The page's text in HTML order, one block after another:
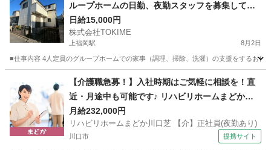
ループホームの日勤、夜勤スタッフを募集してい
ます
日給15,000円
株式会社TOKIME
上福岡駅 8月2日
■仕事内容 4人定員のグループホームでの家事（調理、掃除、洗濯）の支援をするお
ふじみ野市 上福岡駅 福祉
【介護職急募！】入社時期はご気軽に相談を！直
近・月途中も可能です♪ リハビリホームまどか川
口芝 【介】正社員(夜勤あり) 老人介護施設スタッ
フ
月給232,000円
リハビリホームまどか川口芝 【介】正社員(夜勤あり)
川口市 提携サイト